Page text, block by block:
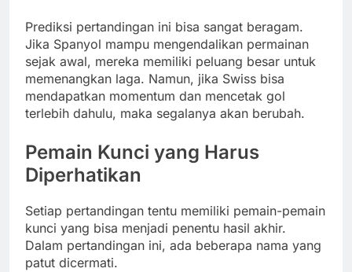
Prediksi pertandingan ini bisa sangat beragam.
Jika Spanyol mampu mengendalikan permainan
sejak awal, mereka memiliki peluang besar untuk
memenangkan laga. Namun, jika Swiss bisa
mendapatkan momentum dan mencetak gol
terlebih dahulu, maka segalanya akan berubah.
Pemain Kunci yang Harus
Diperhatikan
Setiap pertandingan tentu memiliki pemain-pemain
kunci yang bisa menjadi penentu hasil akhir.
Dalam pertandingan ini, ada beberapa nama yang
patut dicermati.